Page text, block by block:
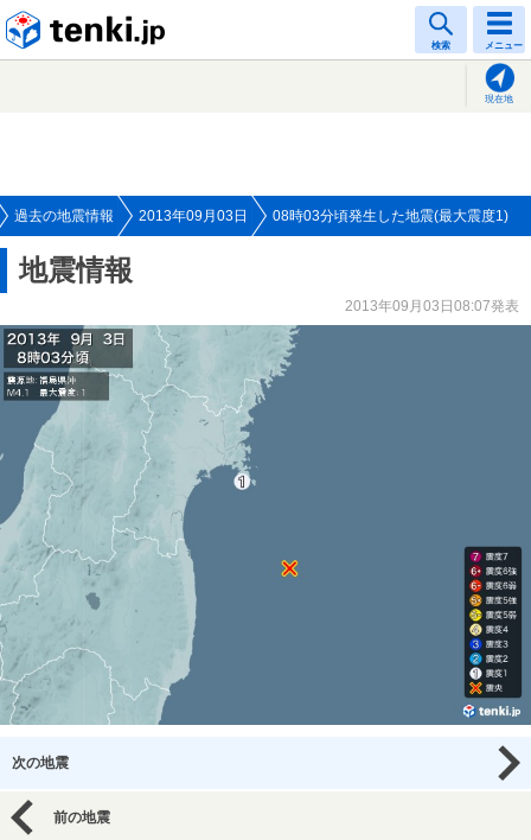
検索 メニュー
現在地
過去の地震情報 2013年09月03日 08時03分頃発生した地震(最大震度1)
地震情報
2013年09月03日08:07発表
次の地震
前の地震